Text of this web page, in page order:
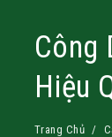
Công
Hiệu
Trang Chủ